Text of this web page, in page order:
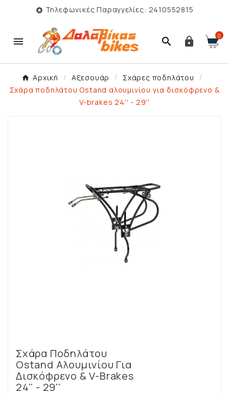
 Τηλεφωνικές Παραγγελίες: 2410552815
   0
Αρχική Αξεσουάρ
Σχάρες ποδηλάτου
Σχάρα ποδηλάτου Ostand αλουμινίου για δισκόφρενο &
V-brakes 24'' - 29''
Σχάρα Ποδηλάτου
Ostand Αλουμινίου Για
Δισκόφρενο & V-Brakes
24'' - 29''